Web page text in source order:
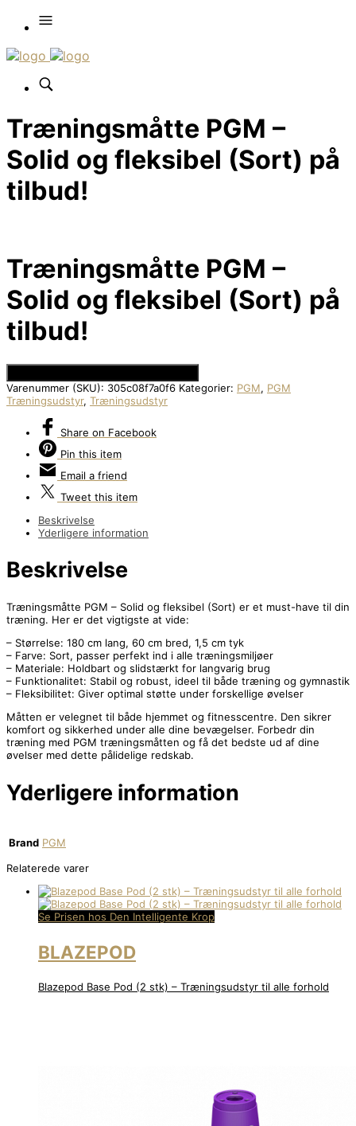
Træningsmåtte PGM –
Solid og fleksibel (Sort) på
tilbud!
Træningsmåtte PGM –
Solid og fleksibel (Sort) på
tilbud!
Varenummer (SKU): 305c08f7a0f6 Kategorier: PGM, PGM
Træningsudstyr, Træningsudstyr
Share on Facebook
Pin this item
Email a friend
Tweet this item
Beskrivelse
Yderligere information
Beskrivelse
Træningsmåtte PGM – Solid og fleksibel (Sort) er et must-have til din
træning. Her er det vigtigste at vide:
– Størrelse: 180 cm lang, 60 cm bred, 1,5 cm tyk
– Farve: Sort, passer perfekt ind i alle træningsmiljøer
– Materiale: Holdbart og slidstærkt for langvarig brug
– Funktionalitet: Stabil og robust, ideel til både træning og gymnastik
– Fleksibilitet: Giver optimal støtte under forskellige øvelser
Måtten er velegnet til både hjemmet og fitnesscentre. Den sikrer
komfort og sikkerhed under alle dine bevægelser. Forbedr din
træning med PGM træningsmåtten og få det bedste ud af dine
øvelser med dette pålidelige redskab.
Yderligere information
Brand PGM
Relaterede varer
Se Prisen hos Den Intelligente Krop
BLAZEPOD
Blazepod Base Pod (2 stk) – Træningsudstyr til alle forhold